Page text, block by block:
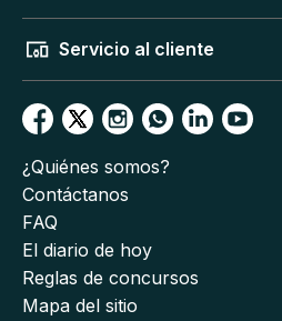
Servicio al cliente
¿Quiénes somos?
Contáctanos
FAQ
El diario de hoy
Reglas de concursos
Mapa del sitio